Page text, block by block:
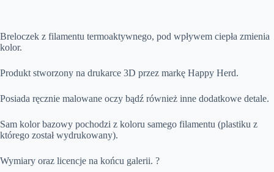
Breloczek z filamentu termoaktywnego, pod wpływem ciepła zmienia
kolor.
Produkt stworzony na drukarce 3D przez markę Happy Herd.
Posiada ręcznie malowane oczy bądź również inne dodatkowe detale.
Sam kolor bazowy pochodzi z koloru samego filamentu (plastiku z
którego został wydrukowany).
Wymiary oraz licencje na końcu galerii. ?